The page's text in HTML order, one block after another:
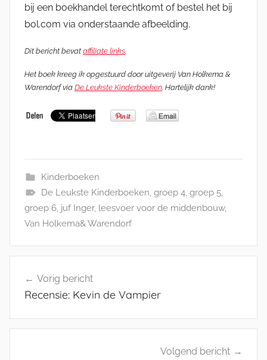
bij een boekhandel terechtkomt of bestel het bij
bol.com via onderstaande afbeelding.
Dit bericht bevat affiliate links.
Het boek kreeg ik opgestuurd door uitgeverij Van Holkema &
Warendorf via De Leukste Kinderboeken. Hartelijk dank!
Kinderboeken
De Leukste Kinderboeken, groep 4, groep 5,
groep 6, juf Inger, leesvoer voor de middenbouw,
Van Holkema& Warendorf
navigatie
Vorig bericht
Recensie: Kevin de Vampier
Volgend bericht